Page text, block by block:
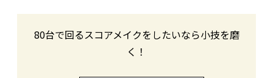
80台で回るスコアメイクをしたいなら小技を磨
く！